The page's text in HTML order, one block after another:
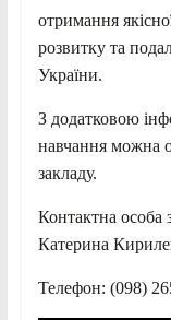
отримання
розвитку та
України.
З додатковою
навчання можна
закладу.
Контактна особа
Катерина
Телефон: (098)